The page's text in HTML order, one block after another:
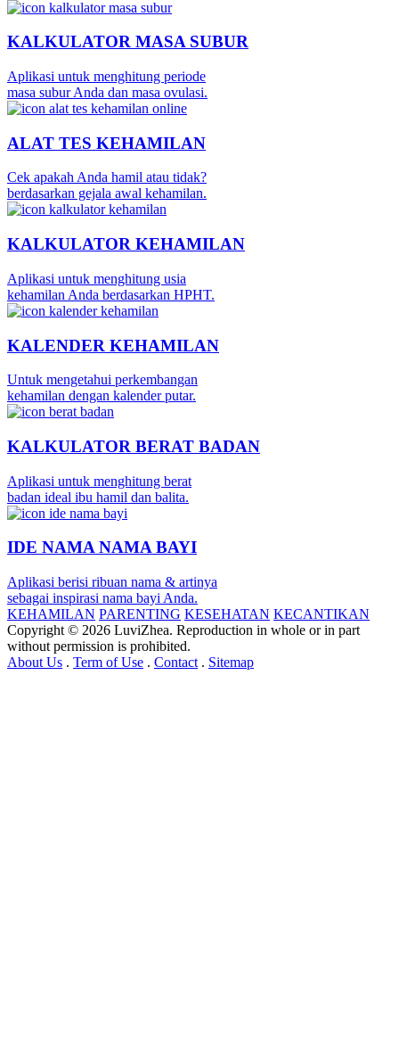
KALKULATOR MASA SUBUR
Aplikasi untuk menghitung periode
masa subur Anda dan masa ovulasi.
ALAT TES KEHAMILAN
Cek apakah Anda hamil atau tidak?
berdasarkan gejala awal kehamilan.
KALKULATOR KEHAMILAN
Aplikasi untuk menghitung usia
kehamilan Anda berdasarkan HPHT.
KALENDER KEHAMILAN
Untuk mengetahui perkembangan
kehamilan dengan kalender putar.
KALKULATOR BERAT BADAN
Aplikasi untuk menghitung berat
badan ideal ibu hamil dan balita.
IDE NAMA NAMA BAYI
Aplikasi berisi ribuan nama & artinya
sebagai inspirasi nama bayi Anda.
KEHAMILAN PARENTING KESEHATAN KECANTIKAN
Copyright © 2026 LuviZhea. Reproduction in whole or in part
without permission is prohibited.
About Us . Term of Use . Contact . Sitemap